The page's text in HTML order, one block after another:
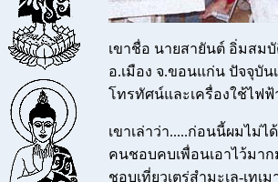
เขาชื่อ นายสายันต์ อิ่มสม
อ.เมือง จ.ขอนแก่น ปัจจุบั
โทรทัศน์และเครื่องใช้ไฟ
เขาเล่าว่า.....ก่อนนี้ผมไม่
คนชอบคบเพื่อนเอาไว้มา
ชอบเที่ยวเตร่สำมะเล-เทเ